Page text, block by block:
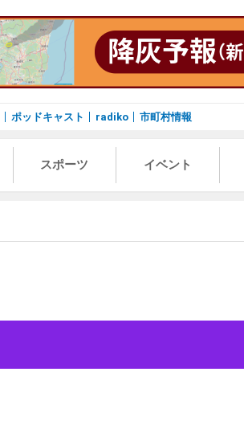
ポッドキャスト radiko 市町村情報
スポーツ イベント